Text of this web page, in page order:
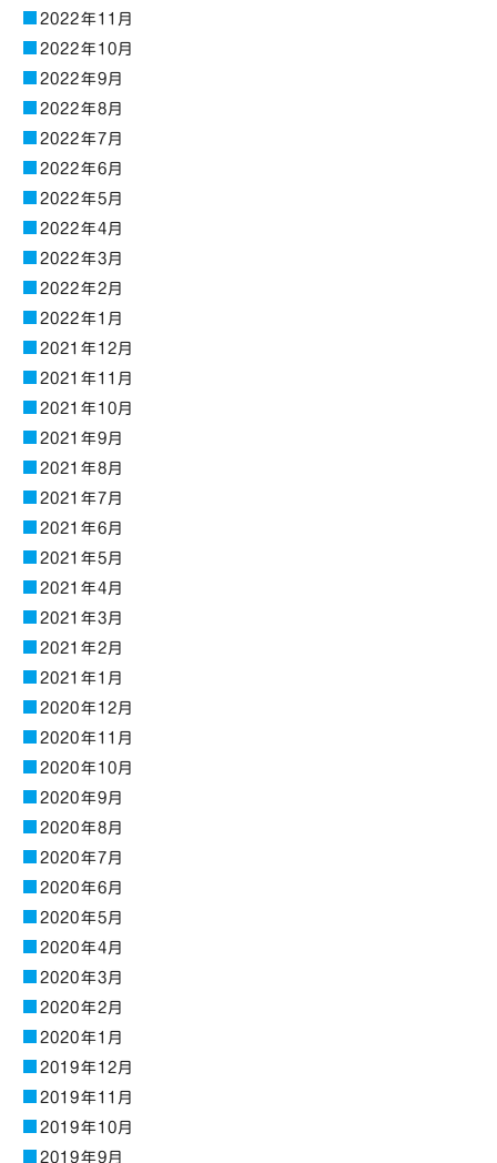
2022年11月
2022年10月
2022年9月
2022年8月
2022年7月
2022年6月
2022年5月
2022年4月
2022年3月
2022年2月
2022年1月
2021年12月
2021年11月
2021年10月
2021年9月
2021年8月
2021年7月
2021年6月
2021年5月
2021年4月
2021年3月
2021年2月
2021年1月
2020年12月
2020年11月
2020年10月
2020年9月
2020年8月
2020年7月
2020年6月
2020年5月
2020年4月
2020年3月
2020年2月
2020年1月
2019年12月
2019年11月
2019年10月
2019年9月